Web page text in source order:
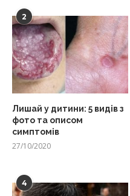
2
Лишай у дитини: 5 видів з
фото та описом
симптомів
27/10/2020
4